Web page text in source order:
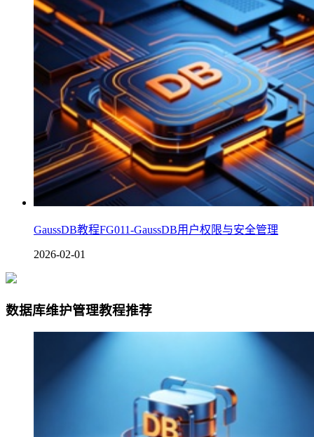
GaussDB教程FG011-GaussDB用户权限与安全管理
2026-02-01
数据库维护管理教程推荐